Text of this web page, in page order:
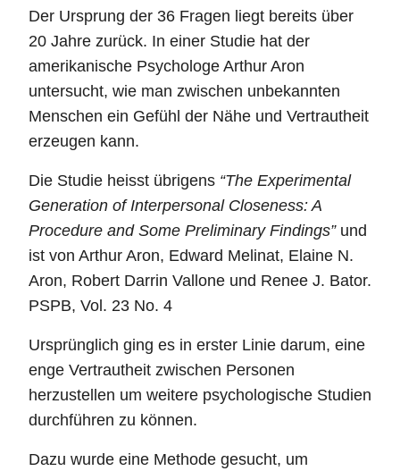
Der Ursprung der 36 Fragen liegt bereits über
20 Jahre zurück. In einer Studie hat der
amerikanische Psychologe Arthur Aron
untersucht, wie man zwischen unbekannten
Menschen ein Gefühl der Nähe und Vertrautheit
erzeugen kann.
Die Studie heisst übrigens “The Experimental
Generation of Interpersonal Closeness: A
Procedure and Some Preliminary Findings”und
ist von Arthur Aron, Edward Melinat, Elaine N.
Aron, Robert Darrin Vallone und Renee J. Bator.
PSPB, Vol. 23 No. 4
Ursprünglich ging es in erster Linie darum, eine
enge Vertrautheit zwischen Personen
herzustellen um weitere psychologische Studien
durchführen zu können.
Dazu wurde eine Methode gesucht, um